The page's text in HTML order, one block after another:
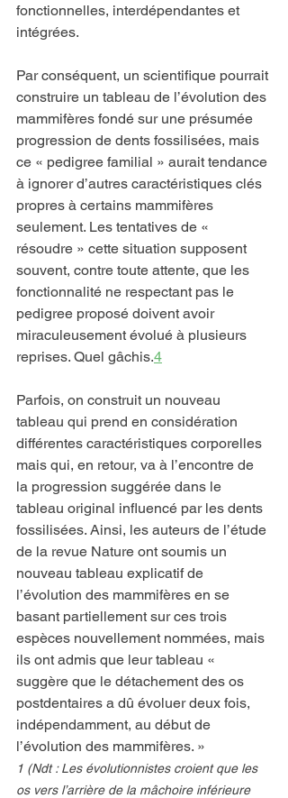
fonctionnelles, interdépendantes et
intégrées.
Par conséquent, un scientifique pourrait
construire un tableau de l’évolution des
mammifères fondé sur une présumée
progression de dents fossilisées, mais
ce « pedigree familial » aurait tendance
à ignorer d’autres caractéristiques clés
propres à certains mammifères
seulement. Les tentatives de «
résoudre » cette situation supposent
souvent, contre toute attente, que les
fonctionnalité ne respectant pas le
pedigree proposé doivent avoir
miraculeusement évolué à plusieurs
reprises. Quel gâchis.4
Parfois, on construit un nouveau
tableau qui prend en considération
différentes caractéristiques corporelles
mais qui, en retour, va à l’encontre de
la progression suggérée dans le
tableau original influencé par les dents
fossilisées. Ainsi, les auteurs de l’étude
de la revue Nature ont soumis un
nouveau tableau explicatif de
l’évolution des mammifères en se
basant partiellement sur ces trois
espèces nouvellement nommées, mais
ils ont admis que leur tableau «
suggère que le détachement des os
postdentaires a dû évoluer deux fois,
indépendamment, au début de
l’évolution des mammifères. »
1 (Ndt : Les évolutionnistes croient que les
os vers l’arrière de la mâchoire inférieure